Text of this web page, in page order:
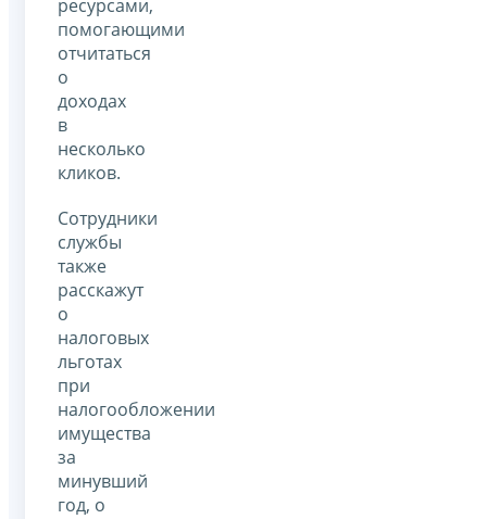
ресурсами,
помогающими
отчитаться
о
доходах
в
несколько
кликов.
Сотрудники
службы
также
расскажут
о
налоговых
льготах
при
налогообложении
имущества
за
минувший
год, о